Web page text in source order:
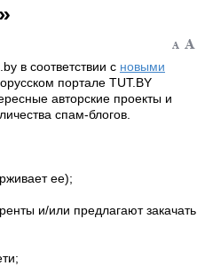
в соответствии с новыми
портале TUT.BY
авторские проекты и
спам-блогов.
ее);
и/или предлагают закачать